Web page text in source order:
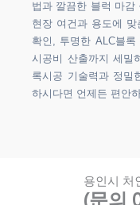
법과 깔끔한 블럭 마감
현장 여건과 용도에
확인, 투명한 ALC블
시공비 산출까지 세밀
록시공 기술력과 정밀
하시다면 언제든 편안
용인시 처
(문의